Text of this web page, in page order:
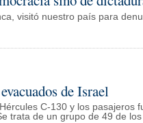
visitó nuestro país para
de Israel
C-130 y los pasajeros
trata de un grupo de 49 de